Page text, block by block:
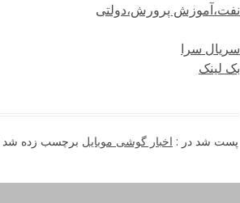
نفت،آموزش پرورش،دولتی
سریال سرا
بک لینک
پست شد در : اخبار گوشی موبایل برچسب زده شد